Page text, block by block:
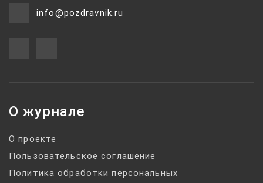
info@pozdravnik.ru
О журнале
О проекте
Пользовательское соглашение
Политика обработки персональных